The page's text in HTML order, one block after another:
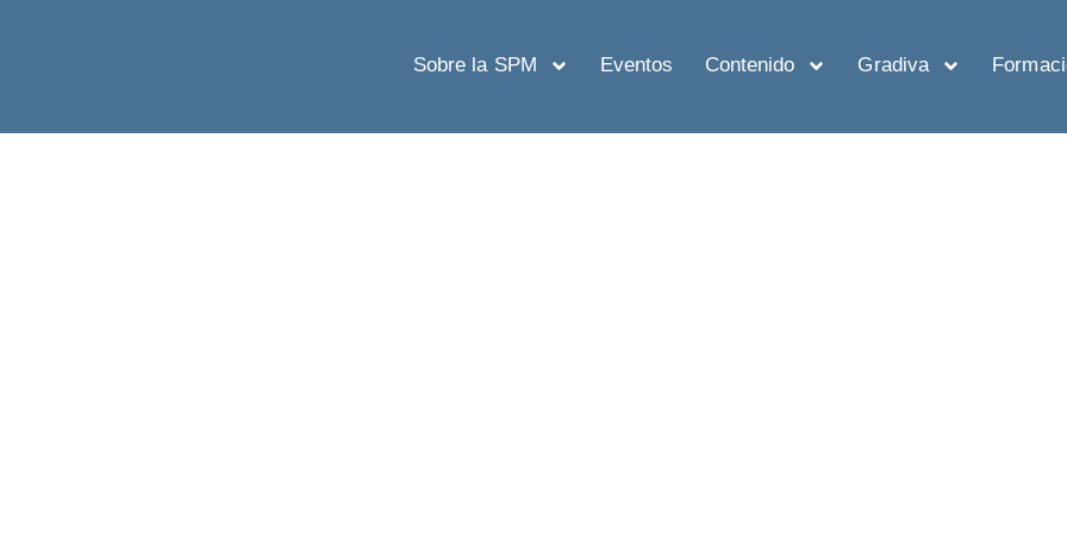
Sobre la SPM Eventos Contenido Gradiva